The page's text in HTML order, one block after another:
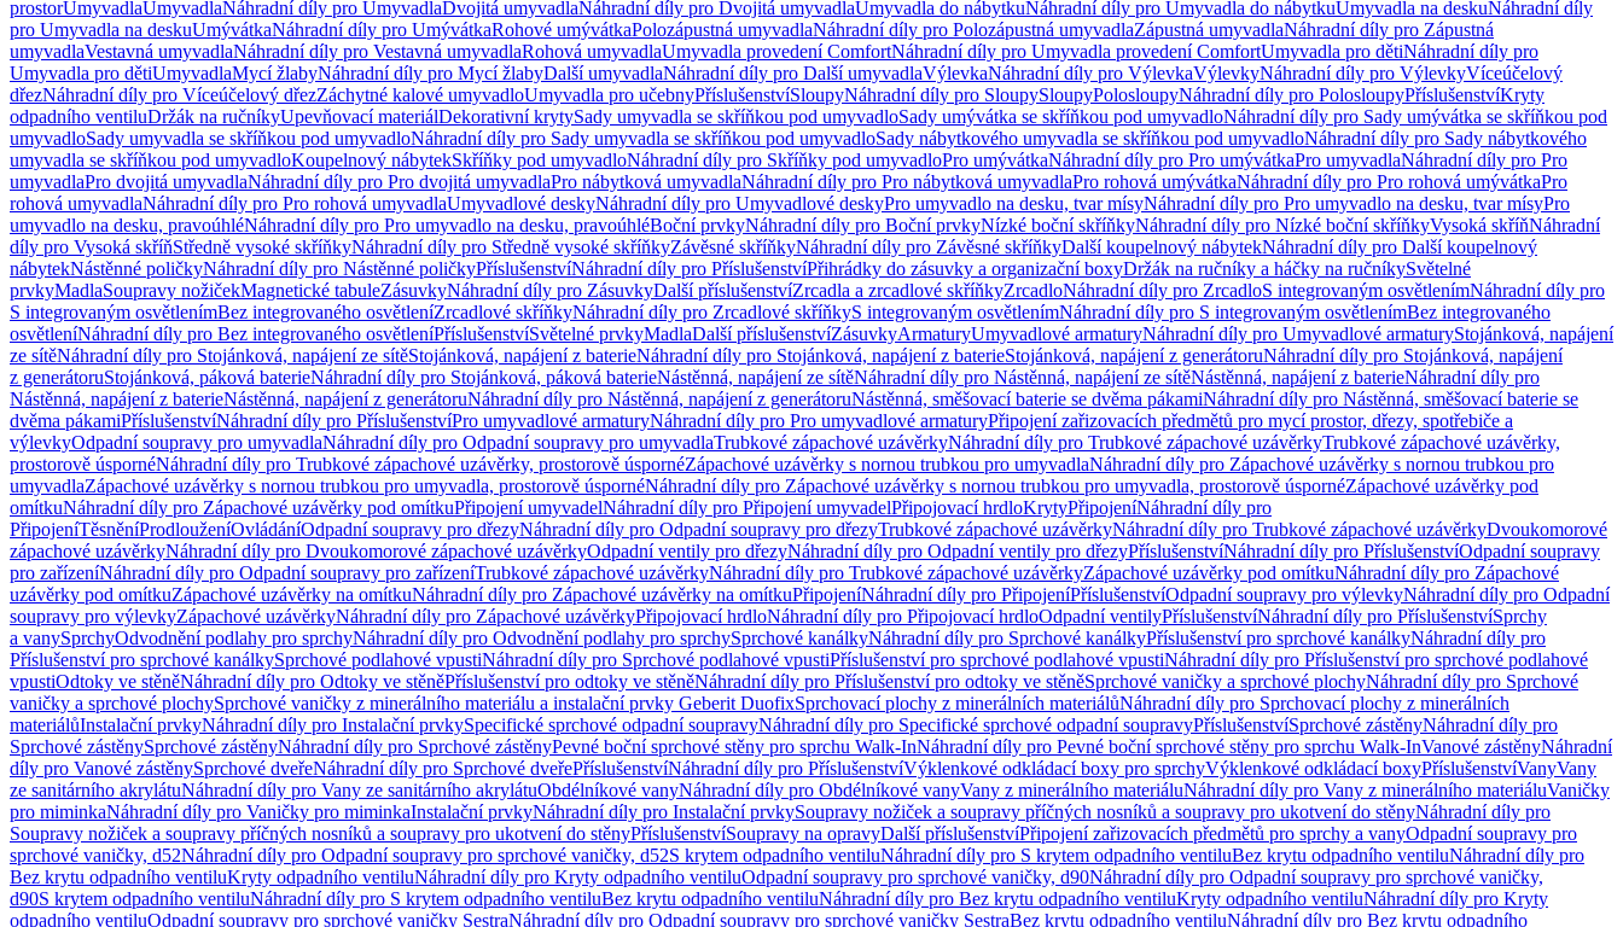
prostorUmyvadlaUmyvadlaNáhradní díly pro UmyvadlaDvojitá umyvadlaNáhradní díly pro Dvojitá umyvadlaUmyvadla do nábytkuNáhradní díly pro Umyvadla do nábytkuUmyvadla na deskuNáhradní díly
pro Umyvadla na deskuUmývátkaNáhradní díly pro UmývátkaRohové umývátkaPolozápustná umyvadlaNáhradní díly pro Polozápustná umyvadlaZápustná umyvadlaNáhradní díly pro Zápustná
umyvadlaVestavná umyvadlaNáhradní díly pro Vestavná umyvadlaRohová umyvadlaUmyvadla provedení ComfortNáhradní díly pro Umyvadla provedení ComfortUmyvadla pro dětiNáhradní díly pro
Umyvadla pro dětiUmyvadlaMycí žlabyNáhradní díly pro Mycí žlabyDalší umyvadlaNáhradní díly pro Další umyvadlaVýlevkaNáhradní díly pro VýlevkaVýlevkyNáhradní díly pro VýlevkyVíceúčelový
dřezNáhradní díly pro Víceúčelový dřezZáchytné kalové umyvadloUmyvadla pro učebnyPříslušenstvíSloupyNáhradní díly pro SloupySloupyPolosloupyNáhradní díly pro PolosloupyPříslušenstvíKryty
odpadního ventiluDržák na ručníkyUpevňovací materiálDekorativní krytySady umyvadla se skříňkou pod umyvadloSady umývátka se skříňkou pod umyvadloNáhradní díly pro Sady umývátka se skříňkou pod
umyvadloSady umyvadla se skříňkou pod umyvadloNáhradní díly pro Sady umyvadla se skříňkou pod umyvadloSady nábytkového umyvadla se skříňkou pod umyvadloNáhradní díly pro Sady nábytkového
umyvadla se skříňkou pod umyvadloKoupelnový nábytekSkříňky pod umyvadloNáhradní díly pro Skříňky pod umyvadloPro umývátkaNáhradní díly pro Pro umývátkaPro umyvadlaNáhradní díly pro Pro
umyvadlaPro dvojitá umyvadlaNáhradní díly pro Pro dvojitá umyvadlaPro nábytková umyvadlaNáhradní díly pro Pro nábytková umyvadlaPro rohová umývátkaNáhradní díly pro Pro rohová umývátkaPro
rohová umyvadlaNáhradní díly pro Pro rohová umyvadlaUmyvadlové deskyNáhradní díly pro Umyvadlové deskyPro umyvadlo na desku, tvar mísyNáhradní díly pro Pro umyvadlo na desku, tvar mísyPro
umyvadlo na desku, pravoúhléNáhradní díly pro Pro umyvadlo na desku, pravoúhléBoční prvkyNáhradní díly pro Boční prvkyNízké boční skříňkyNáhradní díly pro Nízké boční skříňkyVysoká skříňNáhradní
díly pro Vysoká skříňStředně vysoké skříňkyNáhradní díly pro Středně vysoké skříňkyZávěsné skříňkyNáhradní díly pro Závěsné skříňkyDalší koupelnový nábytekNáhradní díly pro Další koupelnový
nábytekNástěnné poličkyNáhradní díly pro Nástěnné poličkyPříslušenstvíNáhradní díly pro PříslušenstvíPřihrádky do zásuvky a organizační boxyDržák na ručníky a háčky na ručníkySvětelné
prvkyMadlaSoupravy nožičekMagnetické tabuleZásuvkyNáhradní díly pro ZásuvkyDalší příslušenstvíZrcadla a zrcadlové skříňkyZrcadloNáhradní díly pro ZrcadloS integrovaným osvětlenímNáhradní díly pro
S integrovaným osvětlenímBez integrovaného osvětleníZrcadlové skříňkyNáhradní díly pro Zrcadlové skříňkyS integrovaným osvětlenímNáhradní díly pro S integrovaným osvětlenímBez integrovaného
osvětleníNáhradní díly pro Bez integrovaného osvětleníPříslušenstvíSvětelné prvkyMadlaDalší příslušenstvíZásuvkyArmaturyUmyvadlové armaturyNáhradní díly pro Umyvadlové armaturyStojánková, napájení
ze sítěNáhradní díly pro Stojánková, napájení ze sítěStojánková, napájení z baterieNáhradní díly pro Stojánková, napájení z baterieStojánková, napájení z generátoruNáhradní díly pro Stojánková, napájení
z generátoruStojánková, páková baterieNáhradní díly pro Stojánková, páková baterieNástěnná, napájení ze sítěNáhradní díly pro Nástěnná, napájení ze sítěNástěnná, napájení z baterieNáhradní díly pro
Nástěnná, napájení z baterieNástěnná, napájení z generátoruNáhradní díly pro Nástěnná, napájení z generátoruNástěnná, směšovací baterie se dvěma pákamiNáhradní díly pro Nástěnná, směšovací baterie se
dvěma pákamiPříslušenstvíNáhradní díly pro PříslušenstvíPro umyvadlové armaturyNáhradní díly pro Pro umyvadlové armaturyPřipojení zařizovacích předmětů pro mycí prostor, dřezy, spotřebiče a
výlevkyOdpadní soupravy pro umyvadlaNáhradní díly pro Odpadní soupravy pro umyvadlaTrubkové zápachové uzávěrkyNáhradní díly pro Trubkové zápachové uzávěrkyTrubkové zápachové uzávěrky,
prostorově úspornéNáhradní díly pro Trubkové zápachové uzávěrky, prostorově úspornéZápachové uzávěrky s nornou trubkou pro umyvadlaNáhradní díly pro Zápachové uzávěrky s nornou trubkou pro
umyvadlaZápachové uzávěrky s nornou trubkou pro umyvadla, prostorově úspornéNáhradní díly pro Zápachové uzávěrky s nornou trubkou pro umyvadla, prostorově úspornéZápachové uzávěrky pod
omítkuNáhradní díly pro Zápachové uzávěrky pod omítkuPřipojení umyvadelNáhradní díly pro Připojení umyvadelPřipojovací hrdloKrytyPřipojeníNáhradní díly pro
PřipojeníTěsněníProdlouženíOvládáníOdpadní soupravy pro dřezyNáhradní díly pro Odpadní soupravy pro dřezyTrubkové zápachové uzávěrkyNáhradní díly pro Trubkové zápachové uzávěrkyDvoukomorové
zápachové uzávěrkyNáhradní díly pro Dvoukomorové zápachové uzávěrkyOdpadní ventily pro dřezyNáhradní díly pro Odpadní ventily pro dřezyPříslušenstvíNáhradní díly pro PříslušenstvíOdpadní soupravy
pro zařízeníNáhradní díly pro Odpadní soupravy pro zařízeníTrubkové zápachové uzávěrkyNáhradní díly pro Trubkové zápachové uzávěrkyZápachové uzávěrky pod omítkuNáhradní díly pro Zápachové
uzávěrky pod omítkuZápachové uzávěrky na omítkuNáhradní díly pro Zápachové uzávěrky na omítkuPřipojeníNáhradní díly pro PřipojeníPříslušenstvíOdpadní soupravy pro výlevkyNáhradní díly pro Odpadní
soupravy pro výlevkyZápachové uzávěrkyNáhradní díly pro Zápachové uzávěrkyPřipojovací hrdloNáhradní díly pro Připojovací hrdloOdpadní ventilyPříslušenstvíNáhradní díly pro PříslušenstvíSprchy
a vanySprchyOdvodnění podlahy pro sprchyNáhradní díly pro Odvodnění podlahy pro sprchySprchové kanálkyNáhradní díly pro Sprchové kanálkyPříslušenství pro sprchové kanálkyNáhradní díly pro
Příslušenství pro sprchové kanálkySprchové podlahové vpustiNáhradní díly pro Sprchové podlahové vpustiPříslušenství pro sprchové podlahové vpustiNáhradní díly pro Příslušenství pro sprchové podlahové
vpustiOdtoky ve stěněNáhradní díly pro Odtoky ve stěněPříslušenství pro odtoky ve stěněNáhradní díly pro Příslušenství pro odtoky ve stěněSprchové vaničky a sprchové plochyNáhradní díly pro Sprchové
vaničky a sprchové plochySprchové vaničky z minerálního materiálu a instalační prvky Geberit DuofixSprchovací plochy z minerálních materiálůNáhradní díly pro Sprchovací plochy z minerálních
materiálůInstalační prvkyNáhradní díly pro Instalační prvkySpecifické sprchové odpadní soupravyNáhradní díly pro Specifické sprchové odpadní soupravyPříslušenstvíSprchové zástěnyNáhradní díly pro
Sprchové zástěnySprchové zástěnyNáhradní díly pro Sprchové zástěnyPevné boční sprchové stěny pro sprchu Walk-InNáhradní díly pro Pevné boční sprchové stěny pro sprchu Walk-InVanové zástěnyNáhradní
díly pro Vanové zástěnySprchové dveřeNáhradní díly pro Sprchové dveřePříslušenstvíNáhradní díly pro PříslušenstvíVýklenkové odkládací boxy pro sprchyVýklenkové odkládací boxyPříslušenstvíVanyVany
ze sanitárního akrylátuNáhradní díly pro Vany ze sanitárního akrylátuObdélníkové vanyNáhradní díly pro Obdélníkové vanyVany z minerálního materiáluNáhradní díly pro Vany z minerálního materiáluVaničky
pro miminkaNáhradní díly pro Vaničky pro miminkaInstalační prvkyNáhradní díly pro Instalační prvkySoupravy nožiček a soupravy příčných nosníků a soupravy pro ukotvení do stěnyNáhradní díly pro
Soupravy nožiček a soupravy příčných nosníků a soupravy pro ukotvení do stěnyPříslušenstvíSoupravy na opravyDalší příslušenstvíPřipojení zařizovacích předmětů pro sprchy a vanyOdpadní soupravy pro
sprchové vaničky, d52Náhradní díly pro Odpadní soupravy pro sprchové vaničky, d52S krytem odpadního ventiluNáhradní díly pro S krytem odpadního ventiluBez krytu odpadního ventiluNáhradní díly pro
Bez krytu odpadního ventiluKryty odpadního ventiluNáhradní díly pro Kryty odpadního ventiluOdpadní soupravy pro sprchové vaničky, d90Náhradní díly pro Odpadní soupravy pro sprchové vaničky,
d90S krytem odpadního ventiluNáhradní díly pro S krytem odpadního ventiluBez krytu odpadního ventiluNáhradní díly pro Bez krytu odpadního ventiluKryty odpadního ventiluNáhradní díly pro Kryty
odpadního ventiluOdpadní soupravy pro sprchové vaničky SestraNáhradní díly pro Odpadní soupravy pro sprchové vaničky SestraBez krytu odpadního ventiluNáhradní díly pro Bez krytu odpadního